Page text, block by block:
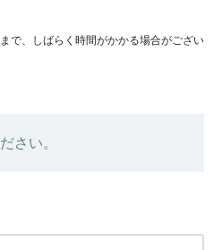
で、しばらく時間がかかる場合がござい
さい。